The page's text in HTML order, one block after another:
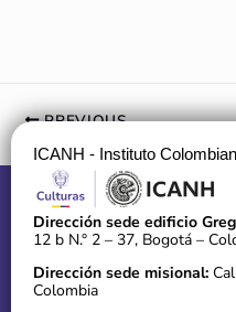
PREVIOUS
ICANH - Instituto
Dirección sede edificio
12 b N.° 2 – 37, Bogotá –
Dirección sede misional:
Colombia